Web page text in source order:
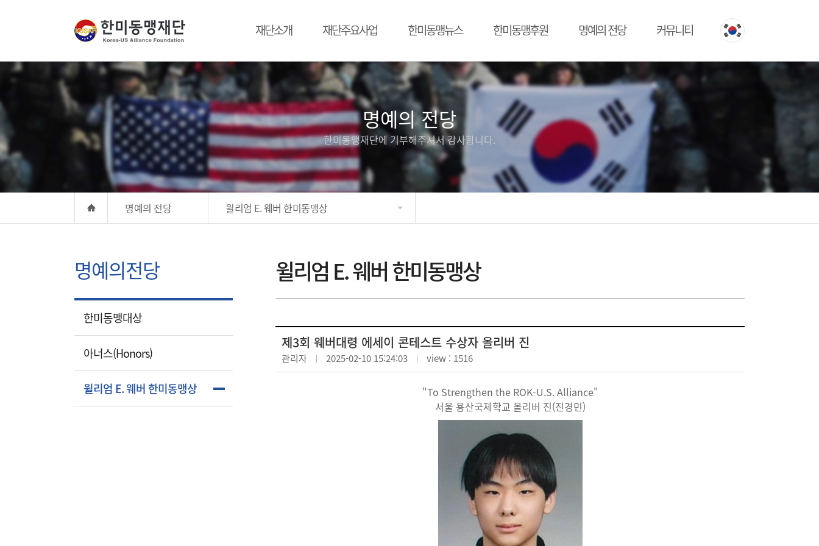
재단소개 재단주요사업 한미동맹뉴스 한미동맹후원 명예의 전당 커뮤니티
명예의 전당
한미동맹재단에 기부해주셔서 감사합니다.
명예의 전당 윌리엄 E. 웨버 한미동맹상
명예의전당
한미동맹대상
아너스(Honors)
윌리엄 E. 웨버 한미동맹상
윌리엄 E. 웨버 한미동맹상
제3회 웨버대령 에세이 콘테스트 수상자 올리버 진
관리자 2025-02-10 15:24:03 view : 1516
"To Strengthen the ROK-U.S. Alliance"
서울 용산국제학교 올리버 진(진경민)